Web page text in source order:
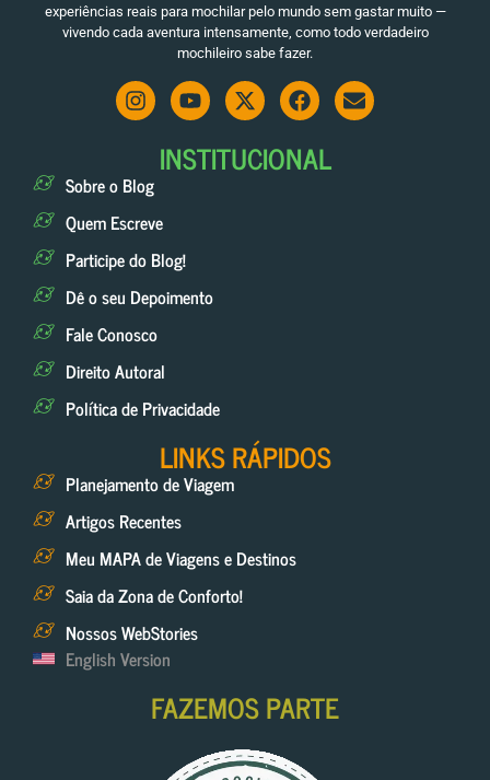
experiências reais para mochilar pelo mundo sem gastar muito —
vivendo cada aventura intensamente, como todo verdadeiro
mochileiro sabe fazer.
INSTITUCIONAL
Sobre o Blog
Quem Escreve
Participe do Blog!
Dê o seu Depoimento
Fale Conosco
Direito Autoral
Política de Privacidade
LINKS RÁPIDOS
Planejamento de Viagem
Artigos Recentes
Meu MAPA de Viagens e Destinos
Saia da Zona de Conforto!
Nossos WebStories
English Version
FAZEMOS PARTE